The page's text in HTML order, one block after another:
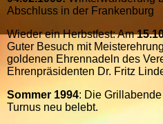
Abschluss in der Frankenburg
Wieder ein Herbstfest: Am
Guter Besuch mit
goldenen Ehrennadeln des
Ehrenpräsidenten Dr. Fritz
Sommer 1994: Die
Turnus neu belebt.